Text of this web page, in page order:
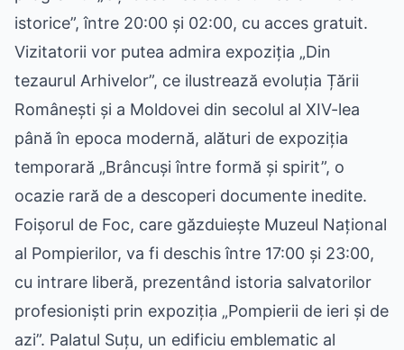
istorice”, între 20:00 și 02:00, cu acces gratuit.
Vizitatorii vor putea admira expoziția „Din
tezaurul Arhivelor”, ce ilustrează evoluția Țării
Românești și a Moldovei din secolul al XIV-lea
până în epoca modernă, alături de expoziția
temporară „Brâncuși între formă și spirit”, o
ocazie rară de a descoperi documente inedite.
Foișorul de Foc, care găzduiește Muzeul Național
al Pompierilor, va fi deschis între 17:00 și 23:00,
cu intrare liberă, prezentând istoria salvatorilor
profesioniști prin expoziția „Pompierii de ieri și de
azi”. Palatul Suțu, un edificiu emblematic al